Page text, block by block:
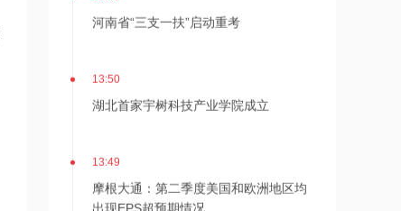
河南省“三支一扶”启动重考
13:50
湖北首家宇树科技产业学院成立
13:49
摩根大通：第二季度美国和欧洲地区均
出现EPS超预期情况